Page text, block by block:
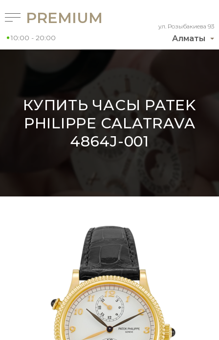
Алматы
ул. Розыбакиева 93
PREMIUM
10:00 - 20:00
КУПИТЬ ЧАСЫ PATEK
PHILIPPE CALATRAVA
4864J-001